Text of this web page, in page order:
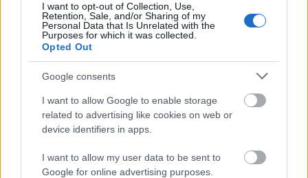
I want to opt-out of Collection, Use,
Retention, Sale, and/or Sharing of my
Personal Data that Is Unrelated with the
Purposes for which it was collected.
Opted Out
Google consents
I want to allow Google to enable storage
related to advertising like cookies on web or
device identifiers in apps.
I want to allow my user data to be sent to
Google for online advertising purposes.
6 γραφικά χωριά των Κυκλάδων που αξίζει να
ανακαλύψετε
7 έξυπνα tips για να φτιάξετε γρήγορα τη βαλίτσα
των διακοπών